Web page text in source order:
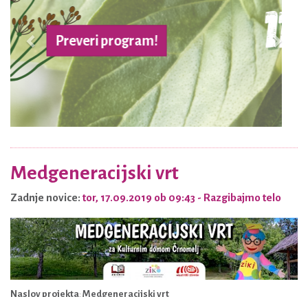
Več o projektu
Medgeneracijski vrt
Zadnje novice: tor, 17.09.2019 ob 09:43 - Razgibajmo telo
Naslov projekta: Medgeneracijski vrt